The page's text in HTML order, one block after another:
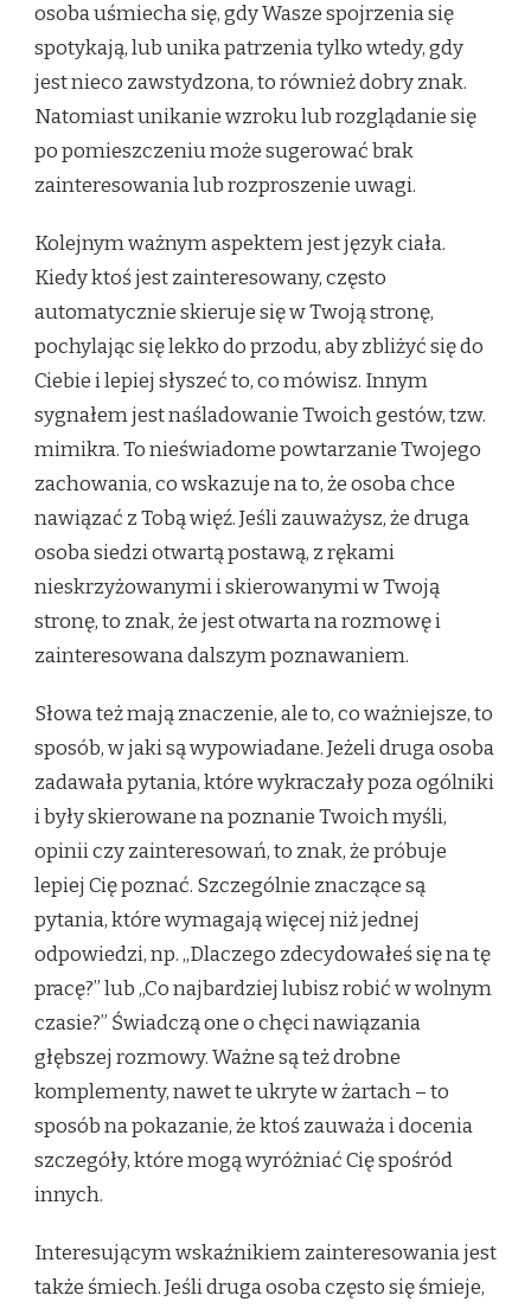
osoba uśmiecha się, gdy Wasze spojrzenia się
spotykają, lub unika patrzenia tylko wtedy, gdy
jest nieco zawstydzona, to również dobry znak.
Natomiast unikanie wzroku lub rozglądanie się
po pomieszczeniu może sugerować brak
zainteresowania lub rozproszenie uwagi.
Kolejnym ważnym aspektem jest język ciała.
Kiedy ktoś jest zainteresowany, często
automatycznie skieruje się w Twoją stronę,
pochylając się lekko do przodu, aby zbliżyć się do
Ciebie i lepiej słyszeć to, co mówisz. Innym
sygnałem jest naśladowanie Twoich gestów, tzw.
mimikra. To nieświadome powtarzanie Twojego
zachowania, co wskazuje na to, że osoba chce
nawiązać z Tobą więź. Jeśli zauważysz, że druga
osoba siedzi otwartą postawą, z rękami
nieskrzyżowanymi i skierowanymi w Twoją
stronę, to znak, że jest otwarta na rozmowę i
zainteresowana dalszym poznawaniem.
Słowa też mają znaczenie, ale to, co ważniejsze, to
sposób, w jaki są wypowiadane. Jeżeli druga osoba
zadawała pytania, które wykraczały poza ogólniki
i były skierowane na poznanie Twoich myśli,
opinii czy zainteresowań, to znak, że próbuje
lepiej Cię poznać. Szczególnie znaczące są
pytania, które wymagają więcej niż jednej
odpowiedzi, np. „Dlaczego zdecydowałeś się na tę
pracę?” lub „Co najbardziej lubisz robić w wolnym
czasie?” Świadczą one o chęci nawiązania
głębszej rozmowy. Ważne są też drobne
komplementy, nawet te ukryte w żartach – to
sposób na pokazanie, że ktoś zauważa i docenia
szczegóły, które mogą wyróżniać Cię spośród
innych.
Interesującym wskaźnikiem zainteresowania jest
także śmiech. Jeśli druga osoba często się śmieje,